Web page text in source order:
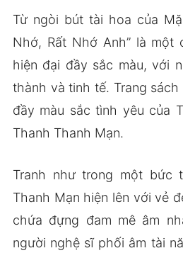
Từ ngòi bút tài hoa của
Nhớ, Rất Nhớ Anh” là một
hiện đại đầy sắc màu, với
thành và tinh tế. Trang
đầy màu sắc tình yêu của
Thanh Thanh Mạn.
Tranh như trong một bức
Thanh Mạn hiện lên với vẻ
chứa đựng đam mê âm
người nghệ sĩ phối âm tài